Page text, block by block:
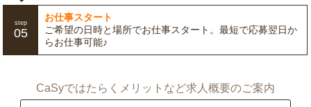
step
05
お仕事スタート
ご希望の日時と場所でお仕事スタート。最短で応募翌日か
らお仕事可能♪
CaSyではたらくメリットなど求人概要のご案内